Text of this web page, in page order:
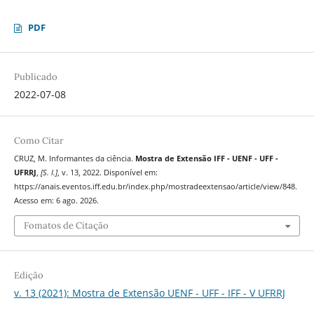
PDF
Publicado
2022-07-08
Como Citar
CRUZ, M. Informantes da ciência. Mostra de Extensão IFF - UENF - UFF -
UFRRJ, [S. l.], v. 13, 2022. Disponível em:
https://anais.eventos.iff.edu.br/index.php/mostradeextensao/article/view/848.
Acesso em: 6 ago. 2026.
Fomatos de Citação
Edição
v. 13 (2021): Mostra de Extensão UENF - UFF - IFF - V UFRRJ